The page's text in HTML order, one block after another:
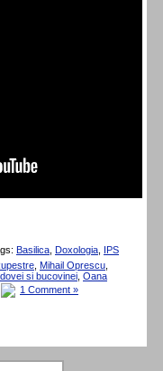
Basilica Doxologia IPS
Mihail Oprescu
si bucovinei Oana
1 Comment »